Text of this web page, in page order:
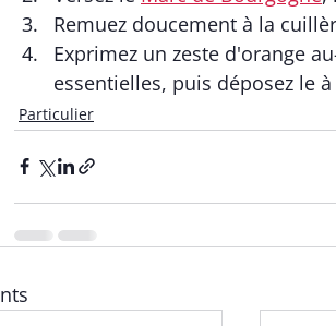
Remuez doucement à la
Exprimez un zeste d'orange
essentielles, puis déposez le
Particulier